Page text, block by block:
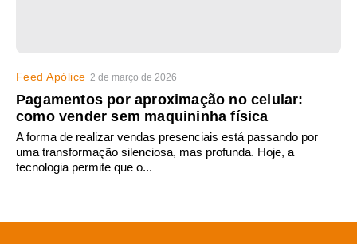
Feed Apólice 2 de março de 2026
Pagamentos por aproximação no celular:
como vender sem maquininha física
A forma de realizar vendas presenciais está passando por
uma transformação silenciosa, mas profunda. Hoje, a
tecnologia permite que o...